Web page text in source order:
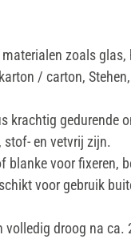
zoals glas,
/ carton,
krachtig gedurende
en vetvrij zijn.
voor fixeren,
voor gebruik
volledig droog na ca.